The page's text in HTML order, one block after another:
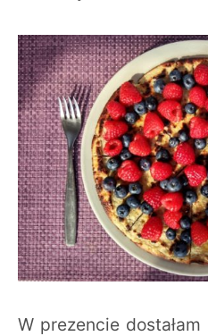
W prezencie